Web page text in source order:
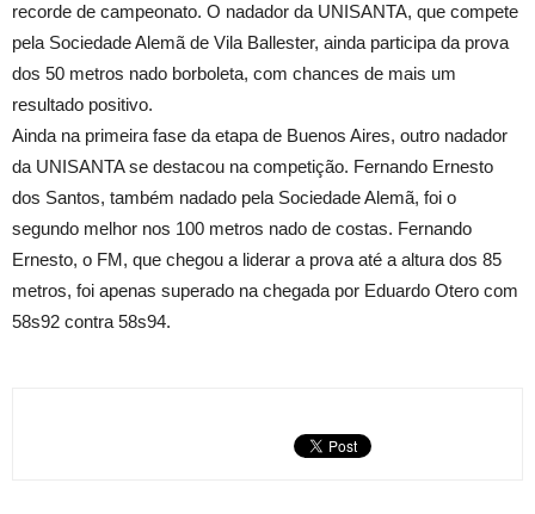
recorde de campeonato. O nadador da UNISANTA, que compete
pela Sociedade Alemã de Vila Ballester, ainda participa da prova
dos 50 metros nado borboleta, com chances de mais um
resultado positivo.
Ainda na primeira fase da etapa de Buenos Aires, outro nadador
da UNISANTA se destacou na competição. Fernando Ernesto
dos Santos, também nadado pela Sociedade Alemã, foi o
segundo melhor nos 100 metros nado de costas. Fernando
Ernesto, o FM, que chegou a liderar a prova até a altura dos 85
metros, foi apenas superado na chegada por Eduardo Otero com
58s92 contra 58s94.